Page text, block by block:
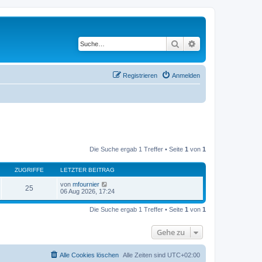
Suche
Anmelden
Registrieren
Die Suche ergab 1 Treffer • Seite 1 von 1
ZUGRIFFE LETZTER BEITRAG
25 von mfournier
06 Aug 2026, 17:24
Die Suche ergab 1 Treffer • Seite 1 von 1
Gehe zu
Alle Zeiten sind UTC+02:00
Alle Cookies löschen